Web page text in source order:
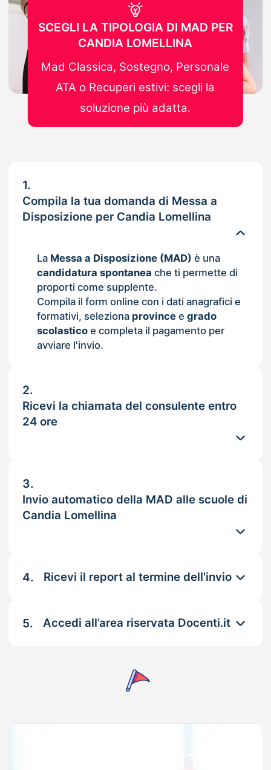
1.
Compila la tua domanda di Messa a
Disposizione per Candia Lomellina
La Messa a Disposizione (MAD) è una
candidatura spontanea che ti permette di
proporti come supplente.
Compila il form online con i dati anagrafici e
formativi, seleziona provincee grado
scolasticoe completa il pagamento per
avviare l'invio.
2.
Ricevi la chiamata del consulente entro
24 ore
3.
Invio automatico della MAD alle scuole di
Candia Lomellina
4. Ricevi il report al termine dell'invio
5. Accedi all’area riservata Docenti.it
SCEGLI LA TIPOLOGIA DI MAD PER
CANDIA LOMELLINA
Mad Classica, Sostegno, Personale
ATA o Recuperi estivi: scegli la
soluzione più adatta.